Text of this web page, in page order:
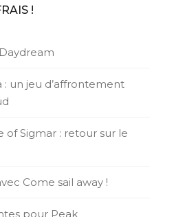
!
: un jeu d’affrontement
of Sigmar : retour sur le
Come sail away !
pour Peak